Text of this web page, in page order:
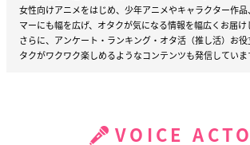
女性向けアニメをはじめ、少年アニメやキャラクター作
マーにも幅を広げ、オタクが気になる情報を幅広くお届け
さらに、アンケート・ランキング・オタ活（推し活）お
タクがワクワク楽しめるようなコンテンツも発信していま
VOICE